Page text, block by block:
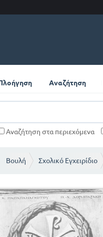
Αναζήτηση
Αναζήτηση στα περιεχόμενα
Βουλή Σχολικό Εγχειρίδιο